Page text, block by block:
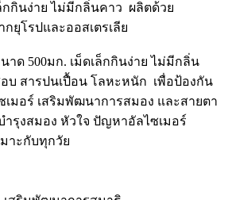
กกินง่าย ไม่มีกลิ่นคาว ผลิตด้วย
ยุโรปและออสเตรเลีย
าด 500มก. เม็ดเล็กกินง่าย ไม่มีกลิ่น
บ สารปนเปื้อน โลหะหนัก เพื่อป้องกัน
เมอร์ เสริมพัฒนาการสมอง และสายตา
รุงสมอง หัวใจ ปัญหาอัลไซเมอร์
าะกับทุกวัย